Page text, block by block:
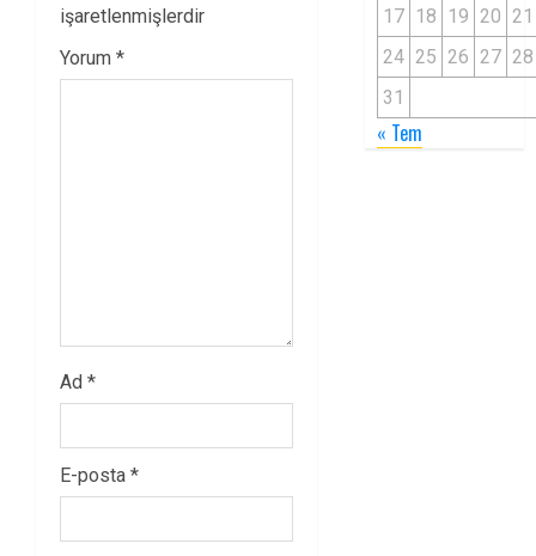
işaretlenmişlerdir
Yorum *
Ad *
E-posta *
17 18 19 20 21
24 25 26 27 28
31
« Tem